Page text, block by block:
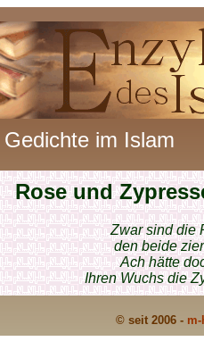
Gedichte im Islam
Rose und
Zwar sind die
den beide
Ach hätte
Ihren Wuchs die
© seit 2006 -